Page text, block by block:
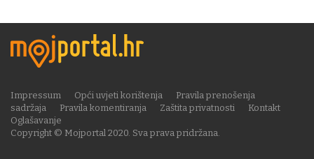
Copyright © Mojportal 2020. Sva prava pridržana.
Impressum Opći uvjeti korištenja
Pravila prenošenja
sadržaja
Pravila komentiranja Zaštita privatnosti
Kontakt
Oglašavanje